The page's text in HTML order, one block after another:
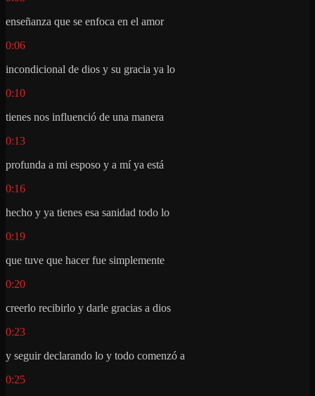
enseñanza que se enfoca en el amor
0:06
incondicional de dios y su gracia ya lo
0:10
tienes nos influenció de una manera
0:13
profunda a mi esposo y a mí ya está
0:16
hecho y ya tienes esa sanidad todo lo
0:19
que tuve que hacer fue simplemente
0:20
creerlo recibirlo y darle gracias a dios
0:23
y seguir declarando lo y todo comenzó a
0:25